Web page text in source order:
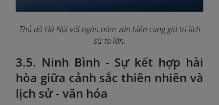
Thủ đô Hà Nội với ngàn năm văn hiến cùng giá trị lịch
sử to lớn.
3.5. Ninh Bình - Sự kết hợp hài
hòa giữa cảnh sắc thiên nhiên và
lịch sử - văn hóa